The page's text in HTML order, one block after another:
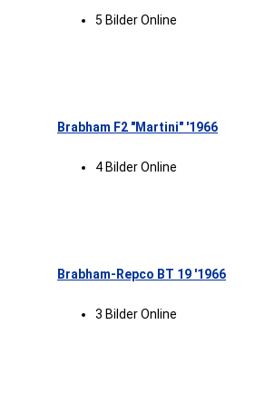
5 Bilder Online
Brabham F2 "Martini" '1966
4 Bilder Online
Brabham-Repco BT 19 '1966
3 Bilder Online